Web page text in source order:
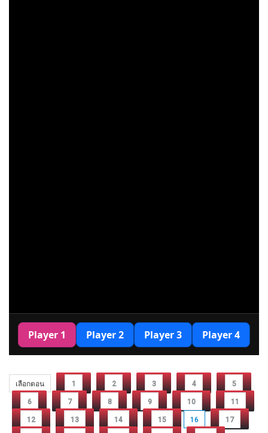
เลือกตอน 1 2 3 4 5
6 7 8 9 10 11
12 13 14 15 16 17